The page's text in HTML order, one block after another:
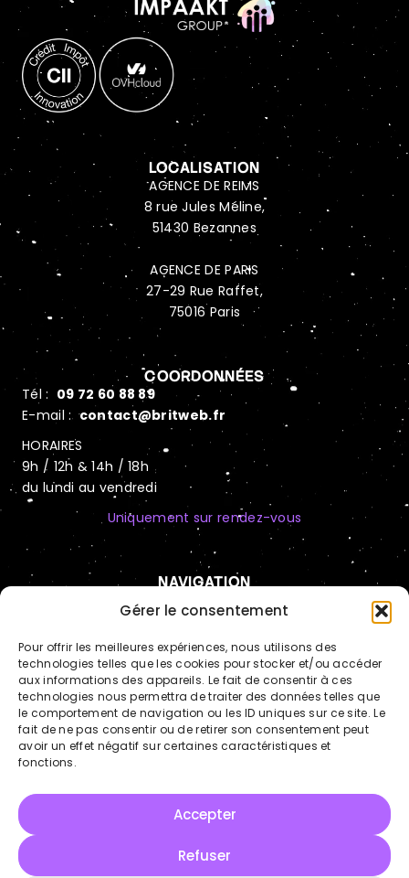
Gérer le consentement
Pour offrir les meilleures expériences, nous utilisons des
technologies telles que les cookies pour stocker et/ou accéder
aux informations des appareils. Le fait de consentir à ces
technologies nous permettra de traiter des données telles que
le comportement de navigation ou les ID uniques sur ce site. Le
fait de ne pas consentir ou de retirer son consentement peut
avoir un effet négatif sur certaines caractéristiques et
fonctions.
Accepter
Refuser
LOCALISATION
AGENCE DE REIMS
8 rue Jules Méline,
51430 Bezannes
AGENCE DE PARIS
27-29 Rue Raffet,
75016 Paris
COORDONNÉES
Tél : 09 72 60 88 89
E-mail : contact@britweb.fr
HORAIRES
9h / 12h & 14h / 18h
du lundi au vendredi
Uniquement sur rendez-vous
NAVIGATION
Automatisation IA
Cas clients
Actualités
LinkedIn
Copyright © Tous droits réservés - BRITWEB
Politique de confidentialité